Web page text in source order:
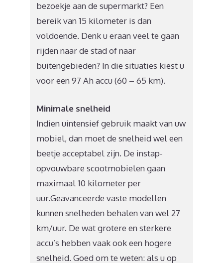
bezoekje aan de supermarkt? Een
bereik van 15 kilometer is dan
voldoende. Denk u eraan veel te gaan
rijden naar de stad of naar
buitengebieden? In die situaties kiest u
voor een 97 Ah accu (60 – 65 km).
Minimale snelheid
Indien uintensief gebruik maakt van uw
mobiel, dan moet de snelheid wel een
beetje acceptabel zijn. De instap-
opvouwbare scootmobielen gaan
maximaal 10 kilometer per
uur.Geavanceerde vaste modellen
kunnen snelheden behalen van wel 27
km/uur. De wat grotere en sterkere
accu’s hebben vaak ook een hogere
snelheid. Goed om te weten: als u op